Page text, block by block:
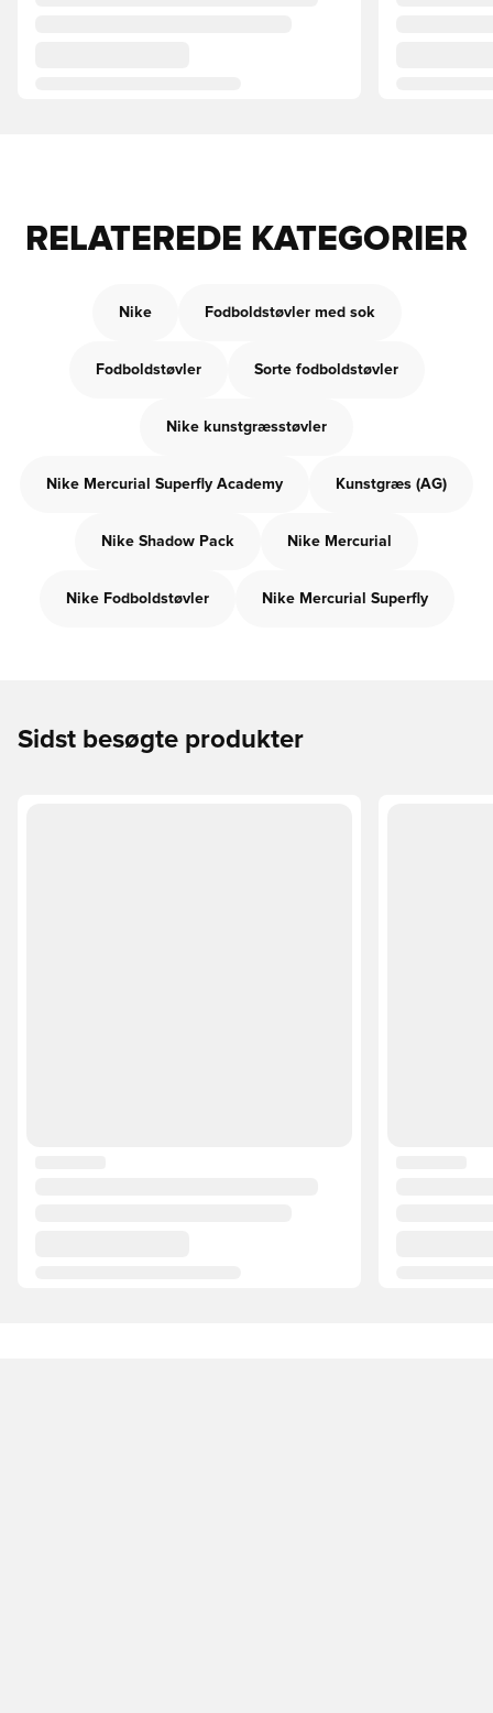
RELATEREDE KATEGORIER
Nike Fodboldstøvler med sok
Fodboldstøvler Sorte fodboldstøvler
Nike kunstgræsstøvler
Nike Mercurial Superfly Academy Kunstgræs (AG)
Nike Shadow Pack Nike Mercurial
Nike Fodboldstøvler Nike Mercurial Superfly
Sidst besøgte produkter